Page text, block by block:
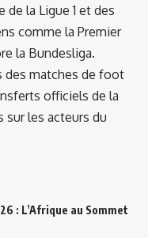
la Ligue 1 et des
comme la Premier
la Bundesliga.
des matches de foot
officiels de la
les acteurs du
: L’Afrique au Sommet